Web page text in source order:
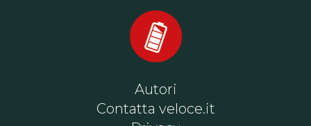
Autori
Contatta veloce.it